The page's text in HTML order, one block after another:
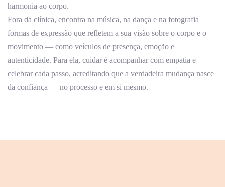
harmonia ao corpo.
Fora da clínica, encontra na música, na dança e na fotografia
formas de expressão que refletem a sua visão sobre o corpo e o
movimento — como veículos de presença, emoção e
autenticidade. Para ela, cuidar é acompanhar com empatia e
celebrar cada passo, acreditando que a verdadeira mudança nasce
da confiança — no processo e em si mesmo.